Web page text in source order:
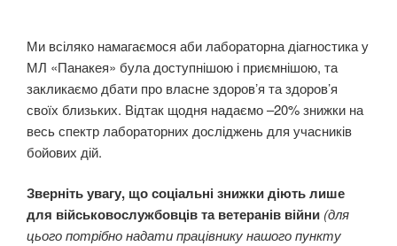
Ми всіляко намагаємося аби лабораторна діагностика у
МЛ «Панакея» була доступнішою і приємнішою, та
закликаємо дбати про власне здоровʼя та здоров’я
своїх близьких. Відтак щодня надаємо –20% знижки на
весь спектр лабораторних досліджень для учасників
бойових дій.
Зверніть увагу, що соціальні знижки діють лише
для військовослужбовцівта ветеранів війни (для
цього потрібно надати працівнику нашого пункту